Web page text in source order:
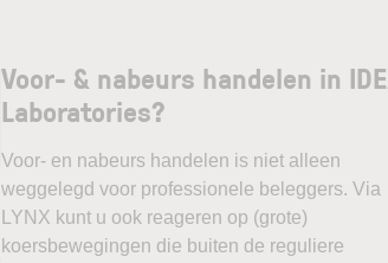
Voor- & nabeurs handelen in
Laboratories?
Voor- en nabeurs handelen is niet alleen
weggelegd voor professionele beleggers. Via
LYNX kunt u ook reageren op (grote)
koersbewegingen die buiten de reguliere